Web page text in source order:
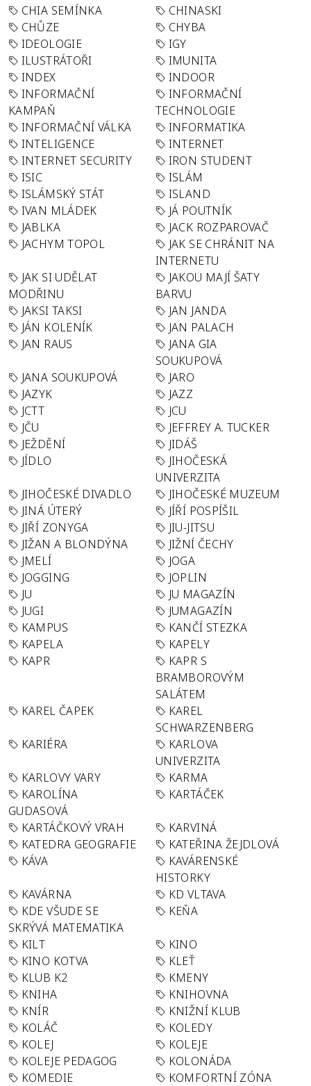
CHIA SEMÍNKA
CHINASKI
CHŮZE
CHYBA
IDEOLOGIE
IGY
ILUSTRÁTOŘI
IMUNITA
INDEX
INDOOR
INFORMAČNÍ
KAMPAŇ
INFORMAČNÍ
TECHNOLOGIE
INFORMAČNÍ VÁLKA
INFORMATIKA
INTELIGENCE
INTERNET
INTERNET SECURITY
IRON STUDENT
ISIC
ISLÁM
ISLÁMSKÝ STÁT
ISLAND
IVAN MLÁDEK
JÁ POUTNÍK
JABLKA
JACK ROZPAROVAČ
JACHYM TOPOL
JAK SE CHRÁNIT NA
INTERNETU
JAK SI UDĚLAT
MODŘINU
JAKOU MAJÍ ŠATY
BARVU
JAKSI TAKSI
JAN JANDA
JÁN KOLENÍK
JAN PALACH
JAN RAUS
JANA GIA
SOUKUPOVÁ
JANA SOUKUPOVÁ
JARO
JAZYK
JAZZ
JCTT
JCU
JČU
JEFFREY A. TUCKER
JEŽDĚNÍ
JIDÁŠ
JÍDLO
JIHOČESKÁ
UNIVERZITA
JIHOČESKÉ DIVADLO
JIHOČESKÉ MUZEUM
JINÁ ÚTERÝ
JÍŘÍ POSPÍŠIL
JIŘÍ ZONYGA
JIU-JITSU
JIŽAN A BLONDÝNA
JIŽNÍ ČECHY
JMELÍ
JOGA
JOGGING
JOPLIN
JU
JU MAGAZÍN
JUGI
JUMAGAZÍN
KAMPUS
KANČÍ STEZKA
KAPELA
KAPELY
KAPR
KAPR S
BRAMBOROVÝM
SALÁTEM
KAREL ČAPEK
KAREL
SCHWARZENBERG
KARIÉRA
KARLOVA
UNIVERZITA
KARLOVY VARY
KARMA
KAROLÍNA
GUDASOVÁ
KARTÁČEK
KARTÁČKOVÝ VRAH
KARVINÁ
KATEDRA GEOGRAFIE
KATEŘINA ŽEJDLOVÁ
KÁVA
KAVÁRENSKÉ
HISTORKY
KAVÁRNA
KD VLTAVA
KDE VŠUDE SE
SKRÝVÁ MATEMATIKA
KEŇA
KILT
KINO
KINO KOTVA
KLEŤ
KLUB K2
KMENY
KNIHA
KNIHOVNA
KNÍR
KNIŽNÍ KLUB
KOLÁČ
KOLEDY
KOLEJ
KOLEJE
KOLEJE PEDAGOG
KOLONÁDA
KOMEDIE
KOMFORTNÍ ZÓNA